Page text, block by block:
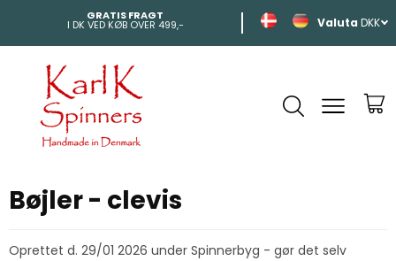
GRATIS FRAGT
I DK VED KØB OVER 499,- INDEN 2-4 DAGE
DKK
Bøjler - clevis
Oprettet d. 29/01 2026 under Spinnerbyg - gør det selv